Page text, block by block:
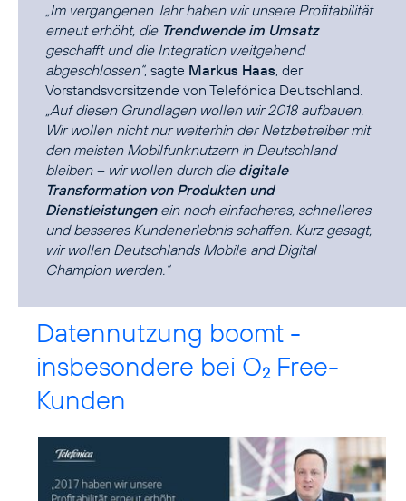
„Im vergangenen Jahr haben wir unsere Profitabilität
erneut erhöht, die Trendwende im Umsatz
geschafft und die Integration weitgehend
abgeschlossen“, sagte Markus Haas, der
Vorstandsvorsitzende von Telefónica Deutschland.
„Auf diesen Grundlagen wollen wir 2018 aufbauen.
Wir wollen nicht nur weiterhin der Netzbetreiber mit
den meisten Mobilfunknutzern in Deutschland
bleiben – wir wollen durch die digitale
Transformation von Produkten und
Dienstleistungenein noch einfacheres, schnelleres
und besseres Kundenerlebnis schaffen. Kurz gesagt,
wir wollen Deutschlands Mobile and Digital
Champion werden.“
Datennutzung boomt -
insbesondere bei O2 Free-
Kunden